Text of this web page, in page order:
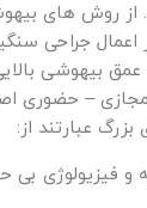
از روش های
اعمال جراحی
بیهوشی
– حضوری
عبارتند از: